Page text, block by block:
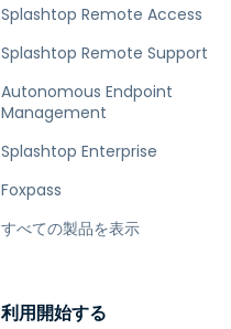
Splashtop Remote Access
Splashtop Remote Support
Autonomous Endpoint
Management
Splashtop Enterprise
Foxpass
すべての製品を表示
利用開始する